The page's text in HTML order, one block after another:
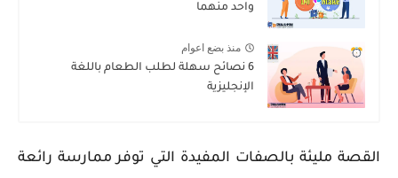
واحد منهما
منذ بضع اعوام
6 نصائح سهلة لطلب الطعام باللغة
الإنجليزية
القصة مليئة بالصفات المفيدة التي توفر ممارسة رائعة